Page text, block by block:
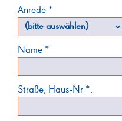
Anrede *
Name *
Straße, Haus-Nr *.